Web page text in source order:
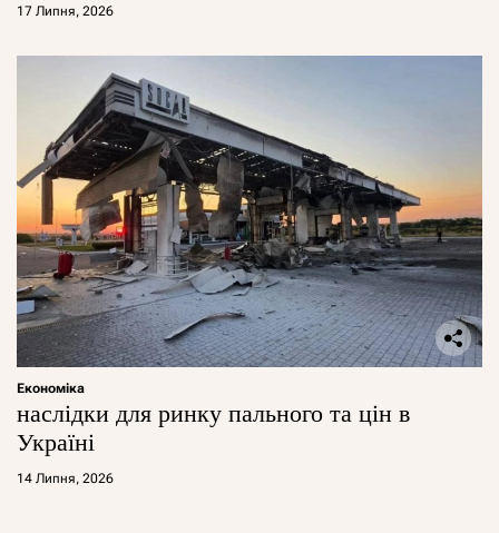
17 Липня, 2026
Економіка
наслідки для ринку пального та цін в
Україні
14 Липня, 2026